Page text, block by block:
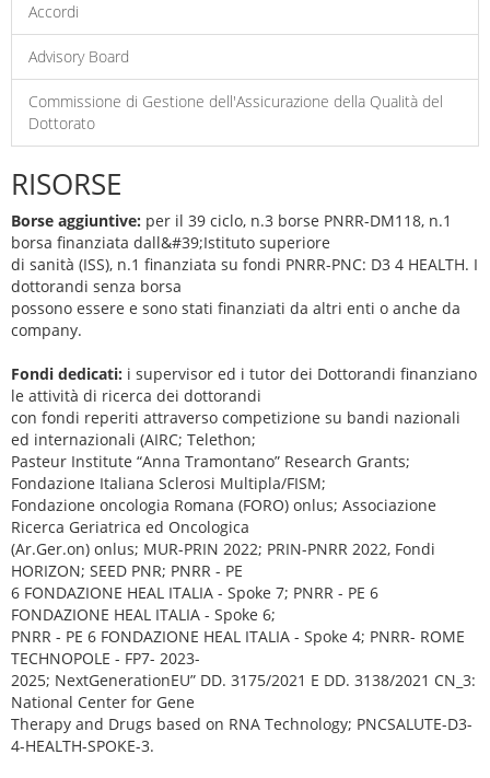
Accordi
Advisory Board
Commissione di Gestione dell'Assicurazione della Qualità del
Dottorato
RISORSE
Borse aggiuntive: per il 39 ciclo, n.3 borse PNRR-DM118, n.1
borsa finanziata dall&#39;Istituto superiore
di sanità (ISS), n.1 finanziata su fondi PNRR-PNC: D3 4 HEALTH. I
dottorandi senza borsa
possono essere e sono stati finanziati da altri enti o anche da
company.
Fondi dedicati: i supervisor ed i tutor dei Dottorandi finanziano
le attività di ricerca dei dottorandi
con fondi reperiti attraverso competizione su bandi nazionali
ed internazionali (AIRC; Telethon;
Pasteur Institute “Anna Tramontano” Research Grants;
Fondazione Italiana Sclerosi Multipla/FISM;
Fondazione oncologia Romana (FORO) onlus; Associazione
Ricerca Geriatrica ed Oncologica
(Ar.Ger.on) onlus; MUR-PRIN 2022; PRIN-PNRR 2022, Fondi
HORIZON; SEED PNR; PNRR - PE
6 FONDAZIONE HEAL ITALIA - Spoke 7; PNRR - PE 6
FONDAZIONE HEAL ITALIA - Spoke 6;
PNRR - PE 6 FONDAZIONE HEAL ITALIA - Spoke 4; PNRR- ROME
TECHNOPOLE - FP7- 2023-
2025; NextGenerationEU” DD. 3175/2021 E DD. 3138/2021 CN_3:
National Center for Gene
Therapy and Drugs based on RNA Technology; PNCSALUTE-D3-
4-HEALTH-SPOKE-3.